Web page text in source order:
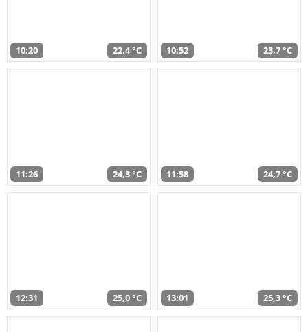
10:20 22,4 °C 10:52 23,7 °C
11:26 24,3 °C 11:58 24,7 °C
12:31 25,0 °C 13:01 25,3 °C